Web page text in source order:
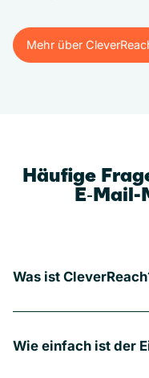
Mehr über
Mehr über
Häufige
Was ist
Wie einfach ist der